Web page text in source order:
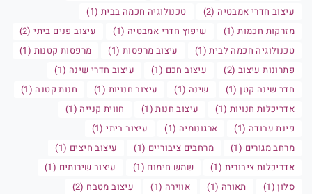
עיצוב חדרי אמבטיה (2)
טכנולוגיה חכמה בבית (1)
מזרקות חכמות (1)
שיפוץ חדרי אמבטיה (1)
עיצוב פנים ביתי (2)
טכנולוגיה חכמה לבית (1)
עיצוב מרפסות (1)
מרפסות קטנות (1)
פתרונות עיצוב (2)
עיצוב חכם (1)
עיצוב חדרי שינה (1)
חדר שינה קטן (1)
שינה (1) עיצוב חנויות (1)
חנות קטנה (1)
אדריכלות חנויות (1)
עיצוב חנות (1)
חווית קנייה (1)
פינת עבודה (1)
ארגונומיה (1)
עיצוב ביתי (1)
מרחב מגורים (1)
מרחבים ציבוריים (1)
עיצוב חיצים (1)
אדריכלות ציבורית (1)
שמש חימום (1)
עיצוב שירותים (1)
סלון (1)
תאורה (1) אווירה (1)
עיצוב מטבח (2)